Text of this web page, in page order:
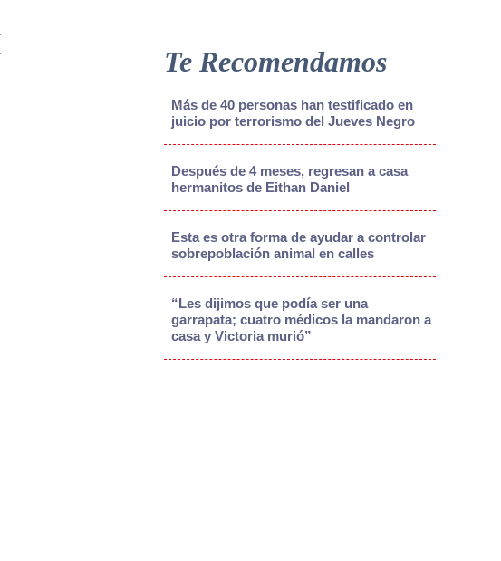
Te Recomendamos
Más de 40 personas han testificado en
juicio por terrorismo del Jueves Negro
Después de 4 meses, regresan a casa
hermanitos de Eithan Daniel
Esta es otra forma de ayudar a controlar
sobrepoblación animal en calles
“Les dijimos que podía ser una
garrapata; cuatro médicos la mandaron a
casa y Victoria murió”